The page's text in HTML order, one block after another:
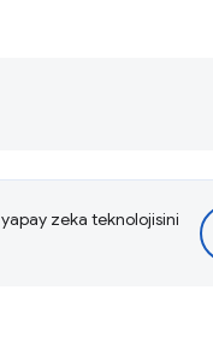
zeka teknolojisini